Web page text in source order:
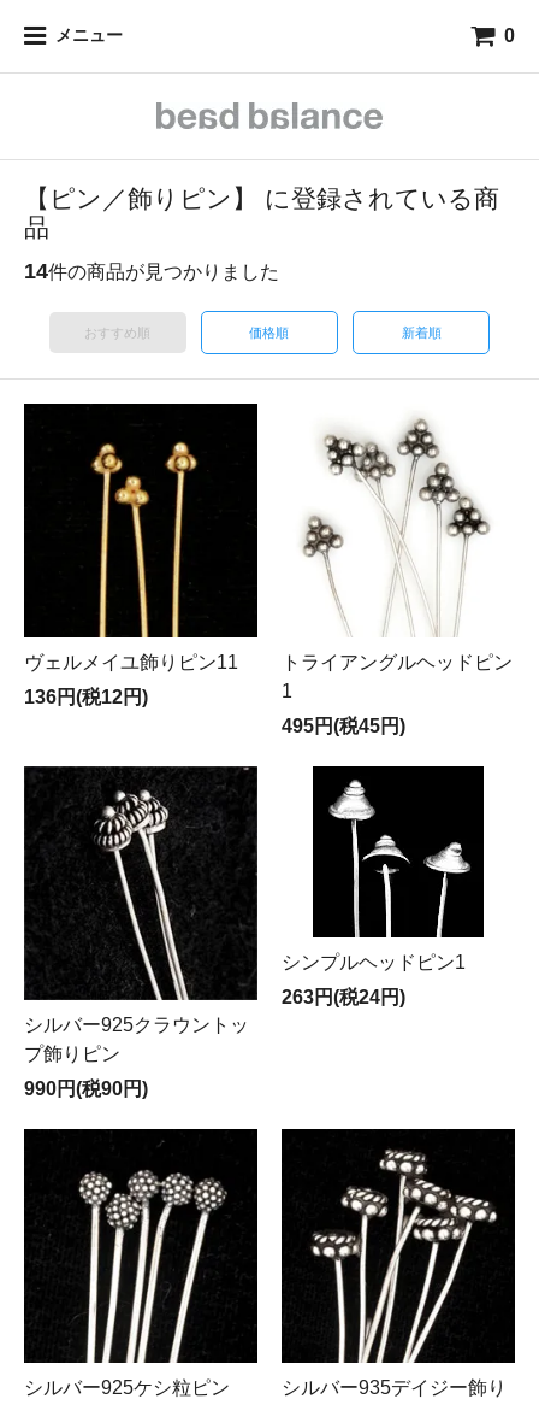
メニュー 0
【ピン／飾りピン】 に登録されている商
品
14件の商品が見つかりました
おすすめ順 価格順 新着順
ヴェルメイユ飾りピン11
136円(税12円)
トライアングルヘッドピン
1
495円(税45円)
シルバー925クラウントッ
プ飾りピン
990円(税90円)
シンプルヘッドピン1
263円(税24円)
シルバー925ケシ粒ピン
シルバー935デイジー飾り